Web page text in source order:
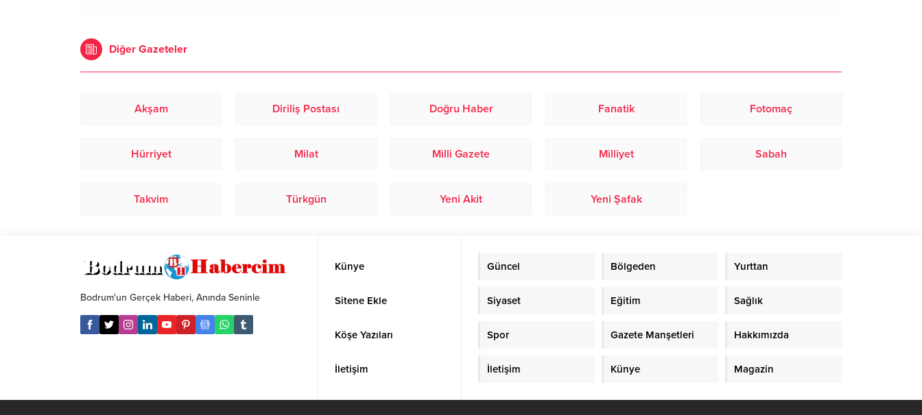
Diğer Gazeteler
Akşam Diriliş Postası Doğru Haber Fanatik Fotomaç
Hürriyet Milat Milli Gazete Milliyet Sabah
Takvim Türkgün Yeni Akit Yeni Şafak
Bodrum'un Gerçek Haberi, Anında Seninle
Künye
Sitene Ekle
Köşe Yazıları
İletişim
Güncel Bölgeden Yurttan
Siyaset Eğitim Sağlık
Spor Gazete Manşetleri Hakkımızda
İletişim Künye Magazin